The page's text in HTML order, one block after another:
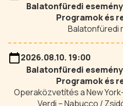
Balatonfüredi
Programok és
Balatonfüredi
2026.08.10. 19:00
Balatonfüredi
Programok és
Operaközvetítés a New
Verdi – Nabucco /